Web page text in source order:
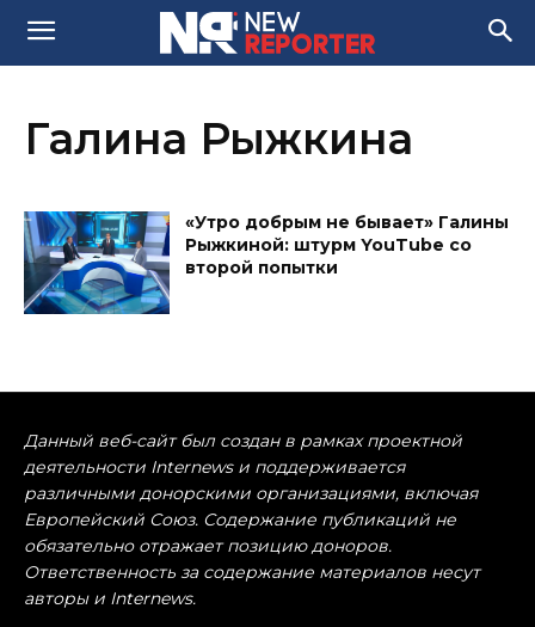
Галина Рыжкина
«Утро добрым не бывает» Галины
Рыжкиной: штурм YouTube со
второй попытки
Данный веб-сайт был создан в рамках проектной
деятельности Internews и поддерживается
различными донорскими организациями, включая
Европейский Союз. Содержание публикаций не
обязательно отражает позицию доноров.
Ответственность за содержание материалов несут
авторы и Internews.